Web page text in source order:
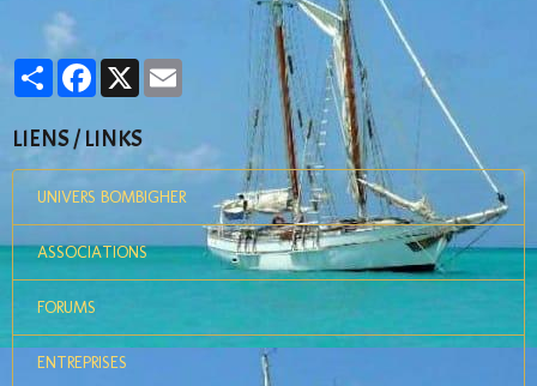
PartagerFacebook
X
LIENS / LINKS
UNIVERS BOMBIGHER
ASSOCIATIONS
FORUMS
ENTREPRISES